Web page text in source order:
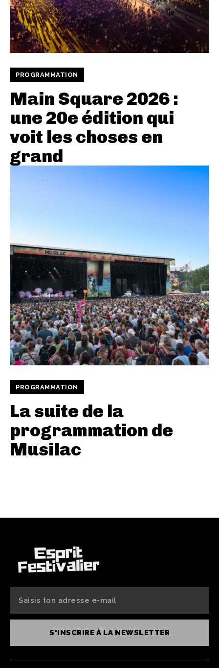
PROGRAMMATION
Main Square 2026 :
une 20e édition qui
voit les choses en
grand
PROGRAMMATION
La suite de la
programmation de
Musilac
S'INSCRIRE À LA NEWSLETTER